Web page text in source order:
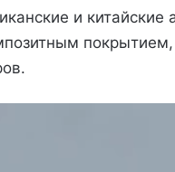
и
покрытием,